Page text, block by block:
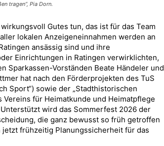
tragen“, Pia Dorn.
Gutes tun, das ist für das Team
lokalen Anzeigeneinnahmen werden an
ansässig sind und ihre
Einrichtungen in Ratingen verwirklichten,
Sparkassen-Vorständen Beate Händeler und
hat nach den Förderprojekten des TuS
Sport“) sowie der „Stadthistorischen
für Heimatkunde und Heimatpflege
wird das Sommerfest 2026 der
die ganz bewusst so früh getroffen
frühzeitig Planungssicherheit für das